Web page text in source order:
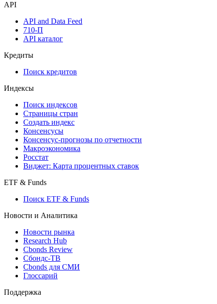
API
API and Data Feed
710-П
API каталог
Кредиты
Поиск кредитов
Индексы
Поиск индексов
Страницы стран
Создать индекс
Консенсусы
Консенсус-прогнозы по отчетности
Макроэкономика
Росстат
Виджет: Карта процентных ставок
ETF & Funds
Поиск ETF & Funds
Новости и Аналитика
Новости рынка
Research Hub
Cbonds Review
Сбондс-ТВ
Cbonds для СМИ
Глоссарий
Поддержка